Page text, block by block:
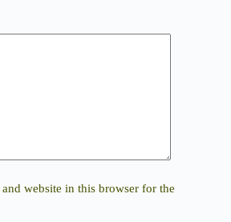
website in this browser for the